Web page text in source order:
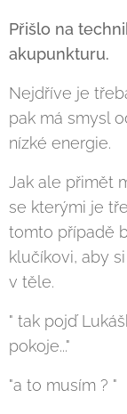
Přišlo na
akupunkturu.
Nejdříve je
pak má smysl
nízké energie.
Jak ale přimět
se kterými je
tomto případě
klučíkovi, aby
v těle.
" tak pojď
pokoje..."
"a to musím ? "